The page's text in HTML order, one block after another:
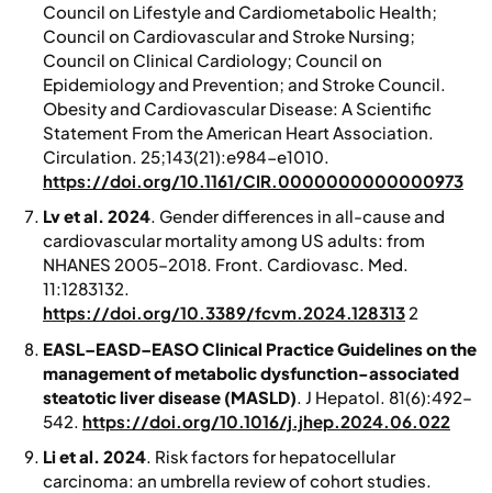
Council on Lifestyle and Cardiometabolic Health;
Council on Cardiovascular and Stroke Nursing;
Council on Clinical Cardiology; Council on
Epidemiology and Prevention; and Stroke Council.
Obesity and Cardiovascular Disease: A Scientific
Statement From the American Heart Association.
Circulation. 25;143(21):e984-e1010.
https://doi.org/10.1161/CIR.0000000000000973
Lv et al. 2024. Gender differences in all-cause and
cardiovascular mortality among US adults: from
NHANES 2005–2018. Front. Cardiovasc. Med.
11:1283132.
https://doi.org/10.3389/fcvm.2024.1283132
EASL–EASD–EASO Clinical Practice Guidelines on the
management of metabolic dysfunction-associated
steatotic liver disease (MASLD). J Hepatol. 81(6):492–
542. https://doi.org/10.1016/j.jhep.2024.06.022
Li et al. 2024. Risk factors for hepatocellular
carcinoma: an umbrella review of cohort studies.